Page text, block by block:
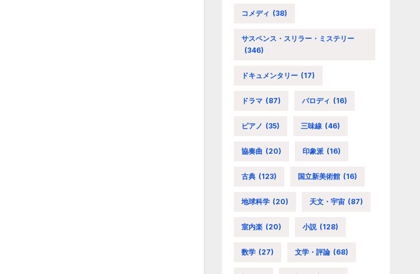
コメディ (38)
サスペンス・スリラー・ミステリー
(346)
ドキュメンタリー (17)
ドラマ (87) パロディ (16)
ピアノ (35) 三味線 (46)
協奏曲 (20) 印象派 (16)
古典 (123) 国立新美術館 (16)
地球科学 (20) 天文・宇宙 (87)
室内楽 (20) 小説 (128)
数学 (27) 文学・評論 (68)